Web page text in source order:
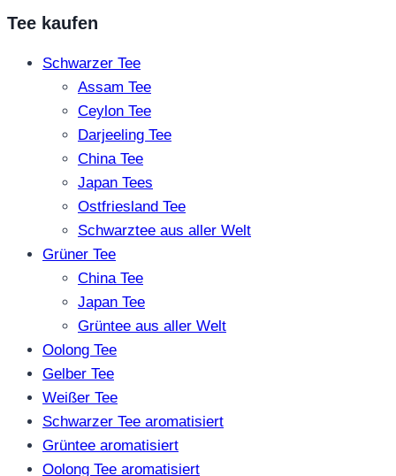
Tee kaufen
Schwarzer Tee
Assam Tee
Ceylon Tee
Darjeeling Tee
China Tee
Japan Tees
Ostfriesland Tee
Schwarztee aus aller Welt
Grüner Tee
China Tee
Japan Tee
Grüntee aus aller Welt
Oolong Tee
Gelber Tee
Weißer Tee
Schwarzer Tee aromatisiert
Grüntee aromatisiert
Oolong Tee aromatisiert